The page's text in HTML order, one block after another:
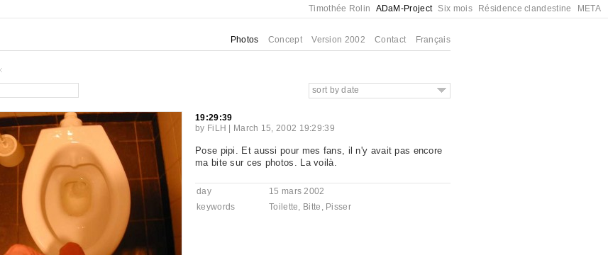
Timothée Rolin ADaM-Project Six mois Résidence clandestine META
Photos Concept Version 2002 Contact Français
sort by date
19:29:39
by FiLH March 15, 2002 19:29:39
Pose pipi. Et aussi pour mes fans, il n'y avait pas encore
ma bite sur ces photos. La voilà.
day
15 mars 2002
keywords
Toilette, Bitte , Pisser